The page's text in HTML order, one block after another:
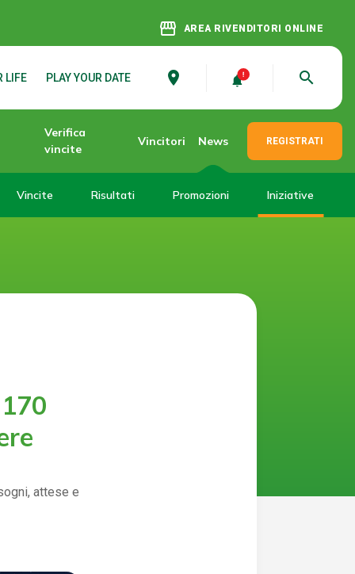
storefront AREA RIVENDITORI ONLINE
LIFE PLAY YOUR DATE place search
Verifica
vincite
Vincitori News REGISTRATI
Vincite Risultati Promozioni Iniziative
attese e